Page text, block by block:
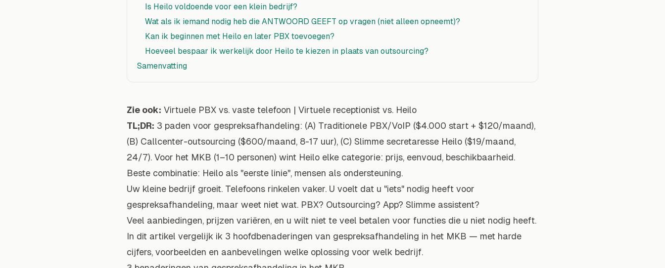
Is Heilo voldoende voor een klein bedrijf?
Wat als ik iemand nodig heb die ANTWOORD GEEFT op vragen (niet alleen opneemt)?
Kan ik beginnen met Heilo en later PBX toevoegen?
Hoeveel bespaar ik werkelijk door Heilo te kiezen in plaats van outsourcing?
Samenvatting
Zie ook: Virtuele PBX vs. vaste telefoon | Virtuele receptionist vs. Heilo
TL;DR: 3 paden voor gespreksafhandeling: (A) Traditionele PBX/VoIP ($4.000 start + $120/maand),
(B) Callcenter-outsourcing ($600/maand, 8-17 uur), (C) Slimme secretaresse Heilo ($19/maand,
24/7). Voor het MKB (1–10 personen) wint Heilo elke categorie: prijs, eenvoud, beschikbaarheid.
Beste combinatie: Heilo als "eerste linie", mensen als ondersteuning.
Uw kleine bedrijf groeit. Telefoons rinkelen vaker. U voelt dat u "iets" nodig heeft voor
gespreksafhandeling, maar weet niet wat. PBX? Outsourcing? App? Slimme assistent?
Veel aanbiedingen, prijzen variëren, en u wilt niet te veel betalen voor functies die u niet nodig heeft.
In dit artikel vergelijk ik 3 hoofdbenaderingen van gespreksafhandeling in het MKB — met harde
cijfers, voorbeelden en aanbevelingen welke oplossing voor welk bedrijf.